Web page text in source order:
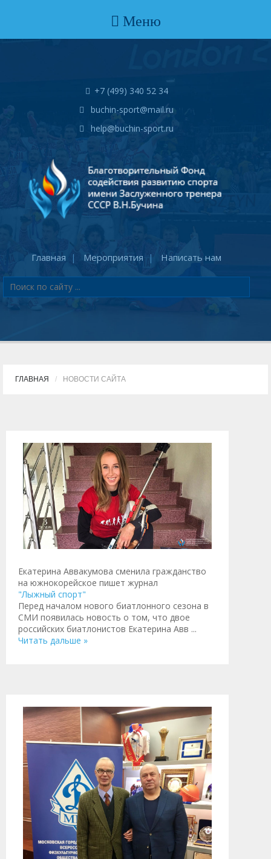
Меню
+7 (499) 340 52 34
buchin-sport@mail.ru
help@buchin-sport.ru
Главная Мероприятия Написать нам
ГЛАВНАЯ НОВОСТИ САЙТА
Екатерина Аввакумова сменила гражданство
на южнокорейское пишет журнал
"Лыжный спорт"
Перед началом нового биатлонного сезона в
СМИ появилась новость о том, что двое
российских биатлонистов Екатерина Авв ...
Читать дальше »